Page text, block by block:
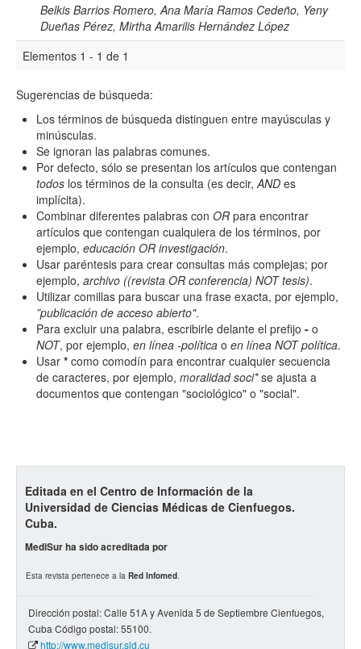
Resumen
Archivo(s) adicional(es)
Fecha
De
Hasta
Tipo (método/enfoque)
Belkis Barrios Romero, Ana María Ramos Cedeño, Yeny
Dueñas Pérez, Mirtha Amarilis Hernández López
Elementos 1 - 1 de 1
Sugerencias de búsqueda:
Los términos de búsqueda distinguen entre mayúsculas y
minúsculas.
Se ignoran las palabras comunes.
Por defecto, sólo se presentan los artículos que contengan
todos los términos de la consulta (es decir, AND es
implícita).
Combinar diferentes palabras con OR para encontrar
artículos que contengan cualquiera de los términos, por
ejemplo, educación OR investigación.
Usar paréntesis para crear consultas más complejas; por
ejemplo, archivo ((revista OR conferencia) NOT tesis).
Utilizar comillas para buscar una frase exacta, por ejemplo,
”publicación de acceso abierto".
Para excluir una palabra, escribirle delante el prefijo - o
NOT, por ejemplo, en línea -política o en línea NOT política.
Usar * como comodín para encontrar cualquier secuencia
de caracteres, por ejemplo, moralidad soci*se ajusta a
documentos que contengan "sociológico" o "social".
Editada en el Centro de Información de la
Universidad de Ciencias Médicas de Cienfuegos.
Cuba.
MediSur ha sido acreditada por
Esta revista pertenece a la Red Infomed.
Dirección postal: Calle 51A y Avenida 5 de Septiembre Cienfuegos,
Cuba Código postal: 55100.
http://www.medisur.sld.cu